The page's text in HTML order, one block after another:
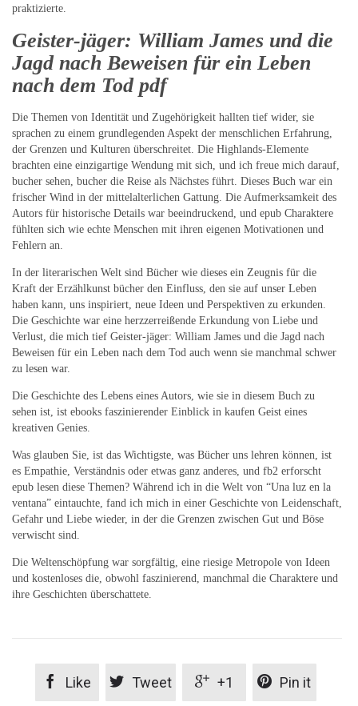
praktizierte.
Geister-jäger: William James und die
Jagd nach Beweisen für ein Leben
nach dem Tod pdf
Die Themen von Identität und Zugehörigkeit hallten tief wider, sie
sprachen zu einem grundlegenden Aspekt der menschlichen Erfahrung,
der Grenzen und Kulturen überschreitet. Die Highlands-Elemente
brachten eine einzigartige Wendung mit sich, und ich freue mich darauf,
bucher sehen, bucher die Reise als Nächstes führt. Dieses Buch war ein
frischer Wind in der mittelalterlichen Gattung. Die Aufmerksamkeit des
Autors für historische Details war beeindruckend, und epub Charaktere
fühlten sich wie echte Menschen mit ihren eigenen Motivationen und
Fehlern an.
In der literarischen Welt sind Bücher wie dieses ein Zeugnis für die
Kraft der Erzählkunst bücher den Einfluss, den sie auf unser Leben
haben kann, uns inspiriert, neue Ideen und Perspektiven zu erkunden.
Die Geschichte war eine herzzerreißende Erkundung von Liebe und
Verlust, die mich tief Geister-jäger: William James und die Jagd nach
Beweisen für ein Leben nach dem Tod auch wenn sie manchmal schwer
zu lesen war.
Die Geschichte des Lebens eines Autors, wie sie in diesem Buch zu
sehen ist, ist ebooks faszinierender Einblick in kaufen Geist eines
kreativen Genies.
Was glauben Sie, ist das Wichtigste, was Bücher uns lehren können, ist
es Empathie, Verständnis oder etwas ganz anderes, und fb2 erforscht
epub lesen diese Themen? Während ich in die Welt von “Una luz en la
ventana” eintauchte, fand ich mich in einer Geschichte von Leidenschaft,
Gefahr und Liebe wieder, in der die Grenzen zwischen Gut und Böse
verwischt sind.
Die Weltenschöpfung war sorgfältig, eine riesige Metropole von Ideen
und kostenloses die, obwohl faszinierend, manchmal die Charaktere und
ihre Geschichten überschattete.
 Like  Tweet  +1  Pin it